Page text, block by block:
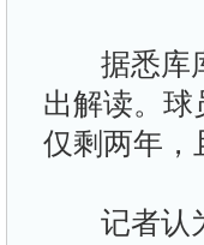
据悉库库
出解读。球
仅剩两年，
记者认为